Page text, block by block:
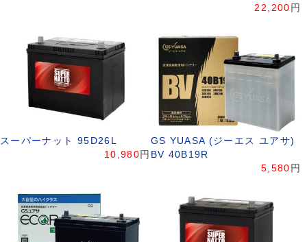
22,200 円
スーパーナット 95D26L
10,980 円
GS YUASA (ジーエス ユアサ)
BV 40B19R
5,580 円